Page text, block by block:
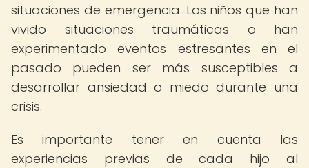
situaciones de emergencia. Los niños que han
vivido situaciones traumáticas o han
experimentado eventos estresantes en el
pasado pueden ser más susceptibles a
desarrollar ansiedad o miedo durante una
crisis.
Es importante tener en cuenta las
experiencias previas de cada hijo al